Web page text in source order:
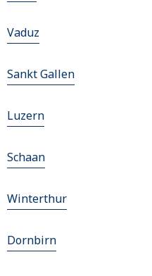
Vaduz
Sankt Gallen
Luzern
Schaan
Winterthur
Dornbirn